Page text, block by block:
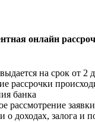
онлайн
на срок от 2
рассрочки
банка
рассмотрение заявки
о доходах, залога и